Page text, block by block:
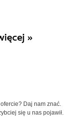
»
Daj nam znać.
się u nas pojawił.